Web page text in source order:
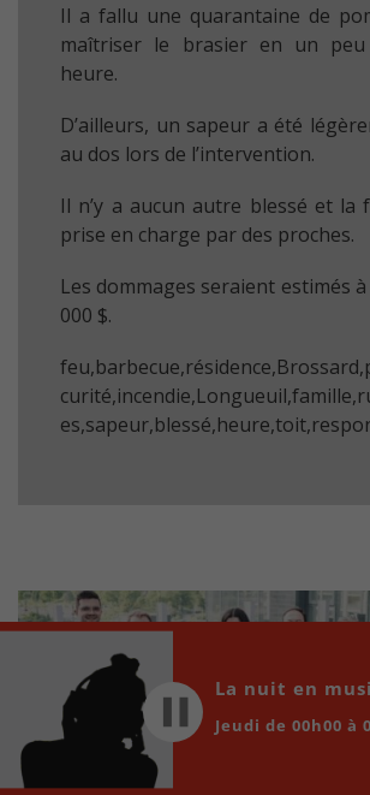
Il a fallu une quarantaine de
maîtriser le brasier en un peu
heure.
D’ailleurs, un sapeur a été
au dos lors de l’intervention.
Il n’y a aucun autre blessé et la
prise en charge par des proches.
Les dommages seraient estimés
000 $.
La nuit en
Jeudi de 00h00 à